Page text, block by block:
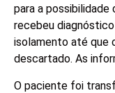
para a possibilidade
recebeu
isolamento até que
descartado. As
O paciente foi